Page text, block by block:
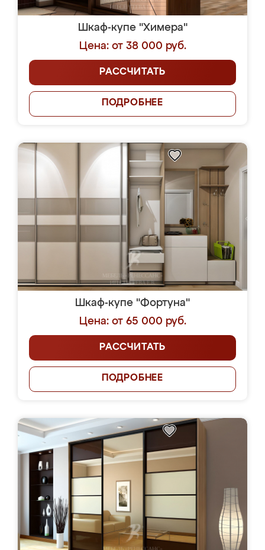
Шкаф-купе "Химера"
Цена: от 38 000 руб.
РАССЧИТАТЬ
ПОДРОБНЕЕ
Шкаф-купе "Фортуна"
Цена: от 65 000 руб.
РАССЧИТАТЬ
ПОДРОБНЕЕ